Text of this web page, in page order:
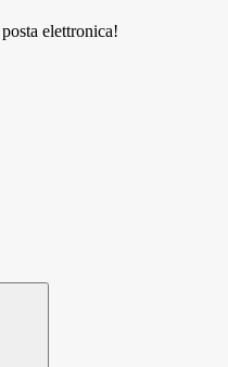
elettronica!